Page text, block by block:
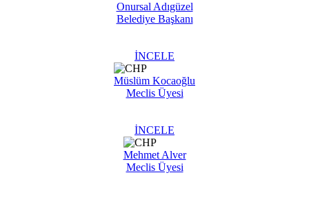
Onursal Adıgüzel
Belediye Başkanı
İNCELE
Müslüm Kocaoğlu
Meclis Üyesi
İNCELE
Mehmet Alver
Meclis Üyesi